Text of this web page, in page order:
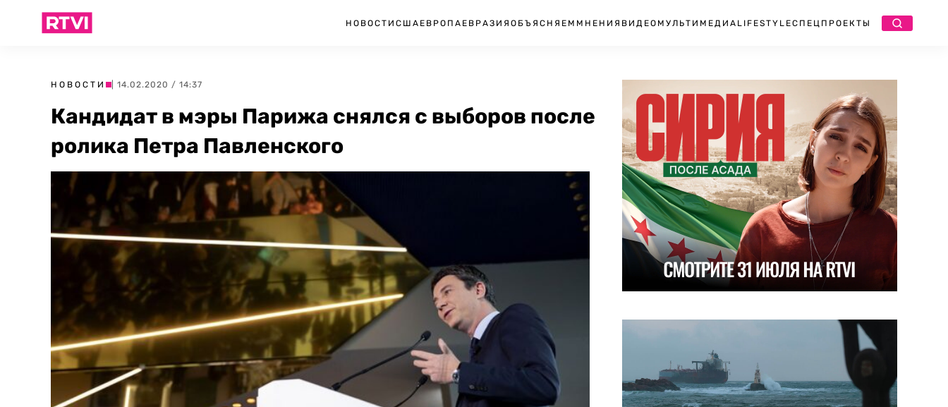
НОВОСТИ США ЕВРОПА ЕВРАЗИЯ ОБЪЯСНЯЕМ МНЕНИЯ ВИДЕО МУЛЬТИМЕДИА LIFESTYLEСПЕЦПРОЕКТЫ
НОВОСТИ | 14.02.2020 / 14:37
Кандидат в мэры Парижа снялся с выборов после
ролика Петра Павленского